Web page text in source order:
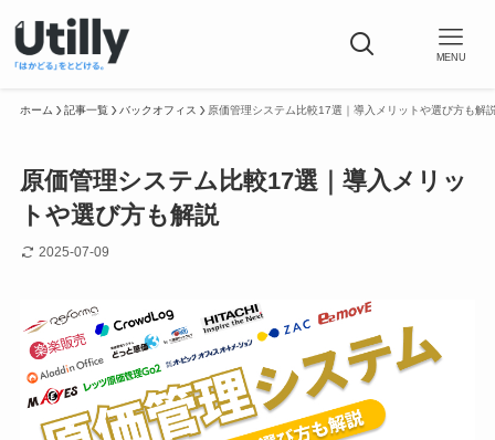
MENU
ホーム 記事一覧 バックオフィス 原価管理システム比較17選｜導入メリットや選び方も解
原価管理システム比較17選｜導入メリッ
トや選び方も解説
2025-07-09